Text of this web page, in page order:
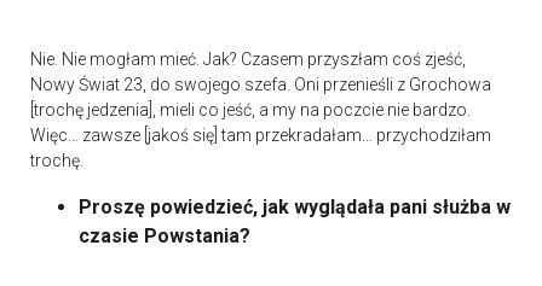
Nie. Nie mogłam mieć. Jak? Czasem przyszłam coś zjeść,
Nowy Świat 23, do swojego szefa. Oni przenieśli z Grochowa
[trochę jedzenia], mieli co jeść, a my na poczcie nie bardzo.
Więc… zawsze [jakoś się] tam przekradałam… przychodziłam
trochę.
Proszę powiedzieć, jak wyglądała pani służba w
czasie Powstania?